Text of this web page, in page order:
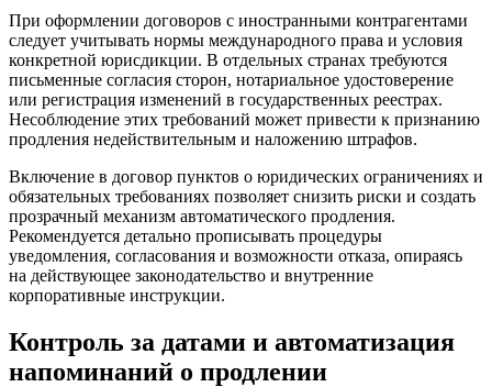
При оформлении договоров с иностранными контрагентами
следует учитывать нормы международного права и условия
конкретной юрисдикции. В отдельных странах требуются
письменные согласия сторон, нотариальное удостоверение
или регистрация изменений в государственных реестрах.
Несоблюдение этих требований может привести к признанию
продления недействительным и наложению штрафов.
Включение в договор пунктов о юридических ограничениях и
обязательных требованиях позволяет снизить риски и создать
прозрачный механизм автоматического продления.
Рекомендуется детально прописывать процедуры
уведомления, согласования и возможности отказа, опираясь
на действующее законодательство и внутренние
корпоративные инструкции.
Контроль за датами и автоматизация
напоминаний о продлении